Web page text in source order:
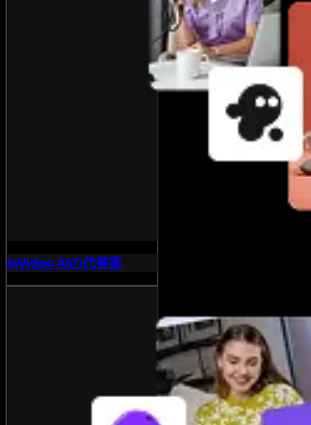
InVideo AIの代替案